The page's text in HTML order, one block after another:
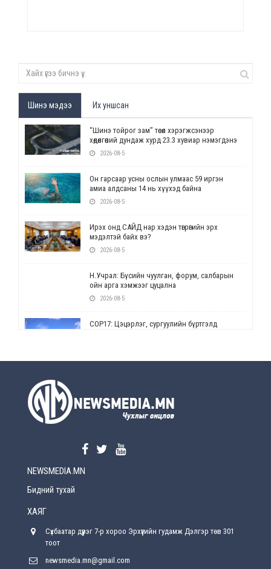
Шинэ мэдээ Их уншсан
“Шинэ тойрог зам” төсөл хэрэгжсэнээр
хөдөлгөөний дундаж хурд 23.3 хувиар нэмэгдэнэ
2026-08-5
Он гарсаар усны ослын улмаас 59 иргэн
амиа алдсаны 14 нь хүүхэд байна
2026-08-5
Ирэх онд САЙД нар хэдэн төгрөгийн эрх
мэдэлтэй байх вэ?
2026-08-5
Н.Учрал: Бүсийн чуулган, форум, салбарын
ойн арга хэмжээг цуцална
2026-08-5
СОР17: Цэцэрлэг, сургуулийн бүртгэлд
2026-08-5
2026-08-5
хүрсэн өгөөжөөрөө ажлаа үнэлж, хэрэгжилтээ
NEWSMEDIA.MN
Бидний тухай
ХАЯГ
Сүхбаатар дүүрэг 7-р хороо Эрхүүгийн гудамж Дэлгэр төв 301
тоот
newsmedia.mn@gmail.com